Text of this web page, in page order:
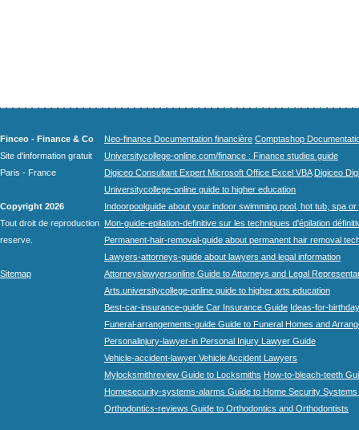
Finceo - Finance & Co
Site d'information gratuit
Paris - France
Copyright 2026
Tout droit de reproduction
reserve.
Sitemap
Neo-finance Documentation financière Comptashop
Universitycollege-online.com/finance : Finance studies guide
Digiceo Consultant Expert Microsoft Office Excel VBA Digiceo
Universitycollege-online guide to higher education
Indoorpoolguide about your indoor swimming pool, hot tub, spa
Mon-guide-epilation-definitive sur les techniques d'épilation
Permanent-hair-removal-guide about permanent hair removal
Lawyers-attorneys-guide about lawyers and legal information
Attorneyslawyersonline Guide to Attorneys and Legal
Arts.universitycollege-online guide to higher arts education
Best-car-insurance-guide Car Insurance Guide Ideas-for-
Funeral-arrangements-guide Guide to Funeral Homes and
Personalinjury-lawyer-in Personal Injury Lawyer Guide
Vehicle-accident-lawyer Vehicle Accident Lawyers
Mylocksmithreview Guide to Locksmiths How-to-bleach-teeth
Homesecurity-systems-alarms Guide to Home Security Systems
Orthodontics-reviews Guide to Orthodontics and Orthodontists